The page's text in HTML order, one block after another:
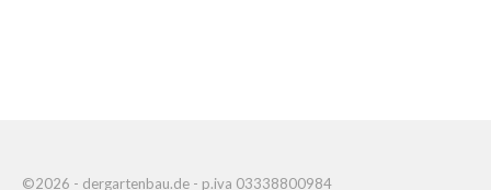
©2026 - dergartenbau.de - p.iva 03338800984